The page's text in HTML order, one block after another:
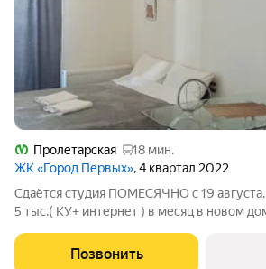
Пролетарская
18 мин.
ЖК «Город Первых», 4 квартал 2022
Сдаётся студия ПОМЕСЯЧНО с 19
5 тыс.( КУ+ интернет ) в месяц в новом
Первых. Дом находится в красивом и
районе. Возможно сдача
Позвонить